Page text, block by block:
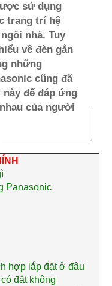
sử dụng
trang trí hệ
nhà. Tuy
về đèn gắn
những
cũng đã
để đáp ứng
của người
Panasonic
hợp lắp đặt ở đâu
đắt không